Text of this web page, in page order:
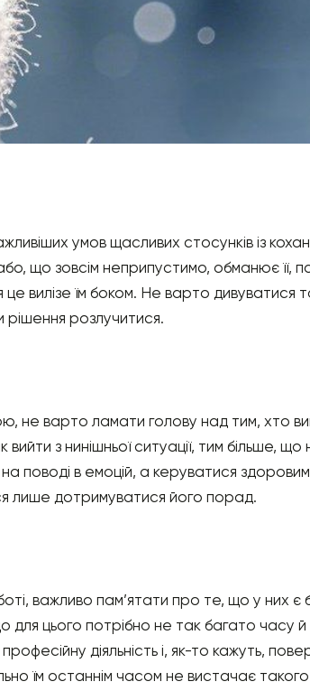
умов щасливих стосунків із
що зовсім неприпустимо, обманює її,
це вилізе їм боком. Не варто
рішення розлучитися.
не варто ламати голову над тим, хто
з нинішньої ситуації, тим більше,
поводі в емоцій, а керуватися здоровим
лише дотримуватися його порад.
важливо пам’ятати про те, що у них є
для цього потрібно не так багато часу
діяльність і, як-то кажуть,
їм останнім часом не вистачає такого